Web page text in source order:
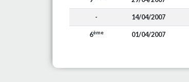
- 14/04/2007
6ème 01/04/2007